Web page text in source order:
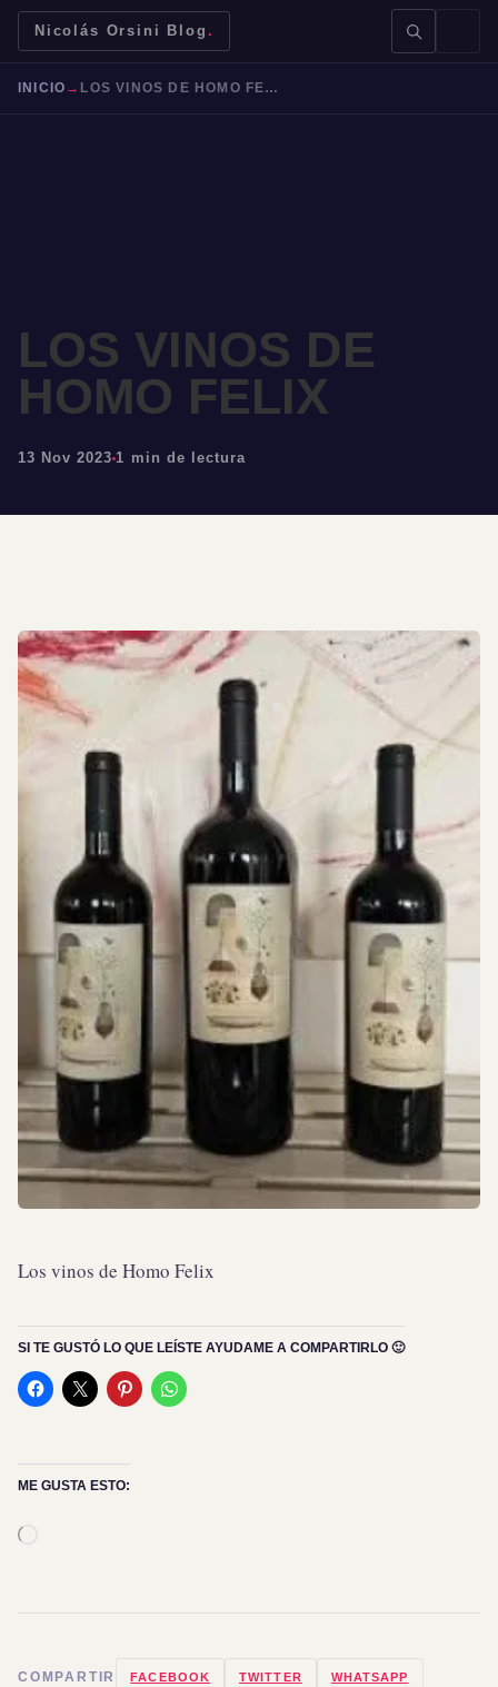
Nicolás Orsini Blog .
Mendoza Malbec Bodegas
INICIO → LOS VINOS DE HOMO FELIX
LOS VINOS DE
HOMO FELIX
13 Nov 2023 1 min de lectura
Los vinos de Homo Felix
SI TE GUSTÓ LO QUE LEÍSTE AYUDAME A COMPARTIRLO 🙂
ME GUSTA ESTO:
COMPARTIR FACEBOOK TWITTER WHATSAPP